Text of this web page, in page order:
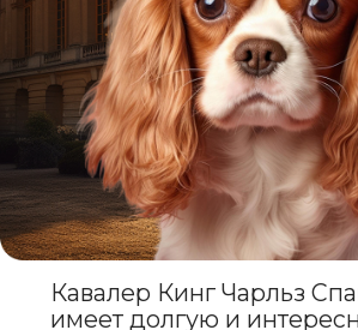
Кавалер Кинг Чарльз Спаниель —
это маленькая собака
с гармоничным телосложением
и выразительным лицом. Высота
в холке обычно составляет 30–33 см,
а вес варьируется от 5 до 8 кг.
Эти собаки обладают прекрасным,
изысканным внешним видом,
что делает их не только отличными
компаньонами,
но и привлекательными
участниками выставок.
ВНЕШНИЙ ВИД